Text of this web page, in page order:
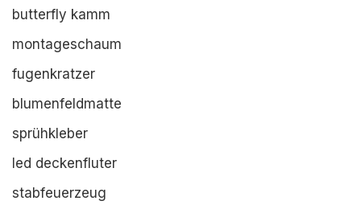
butterfly kamm
montageschaum
fugenkratzer
blumenfeldmatte
sprühkleber
led deckenfluter
stabfeuerzeug